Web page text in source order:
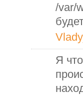
/var/
Я